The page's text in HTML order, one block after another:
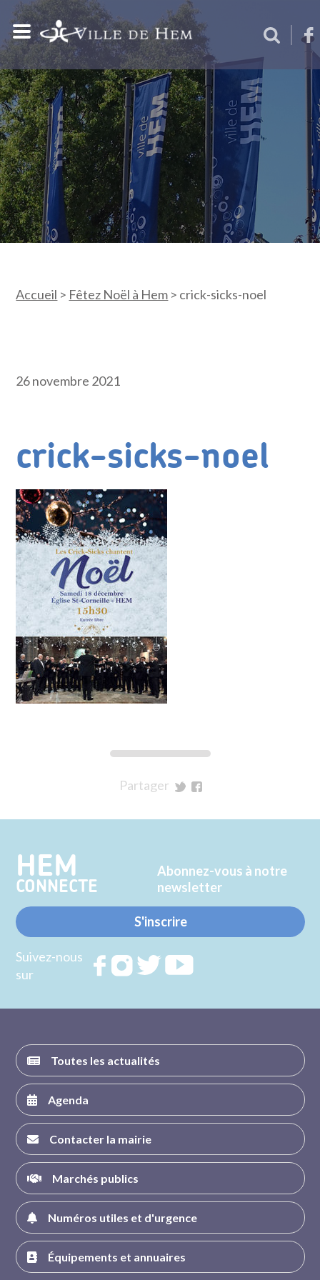
Accueil > Fêtez Noël à Hem > crick-sicks-noel
26 novembre 2021
crick-sicks-noel
Partager
Twitter
Facebook
HEM
CONNECTE
Abonnez-vous à notre
newsletter
S'inscrire
Suivez-nous
sur
RejoignezRejoignezRejoignez
Toutes les actualités
Agenda
Contacter la mairie
Marchés publics
Numéros utiles et d'urgence
Équipements et annuaires